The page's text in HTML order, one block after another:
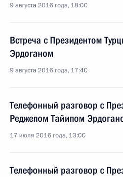
9 августа 2016 года, 18:00
Встреча с Президентом
Эрдоганом
9 августа 2016 года, 17:40
Телефонный разговор с
Реджепом Тайипом
17 июля 2016 года, 13:00
Телефонный разговор с